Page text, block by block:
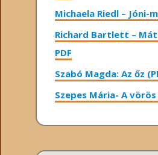
Michaela Riedl – Jóni-
Richard Bartlett –
PDF
Szabó Magda: Az őz
Szepes Mária- A vörös